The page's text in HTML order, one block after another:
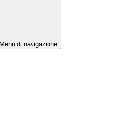
Menu di navigazione